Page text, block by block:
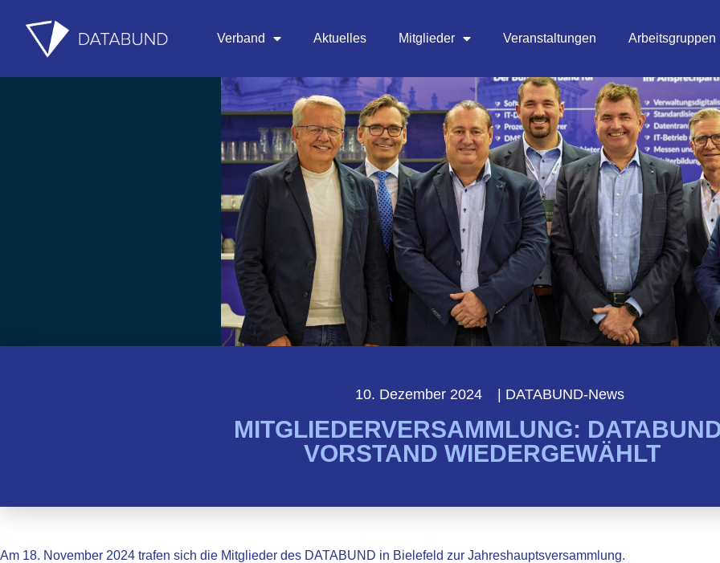
Verband Aktuelles Mitglieder Veranstaltungen Arbeitsgruppen
10. Dezember 2024 DATABUND-News
MITGLIEDERVERSAMMLUNG:
VORSTAND WIEDERGEWÄHLT
Am 18. November 2024 trafen sich die Mitglieder des DATABUND in Bielefeld zur Jahreshauptsversammlung.